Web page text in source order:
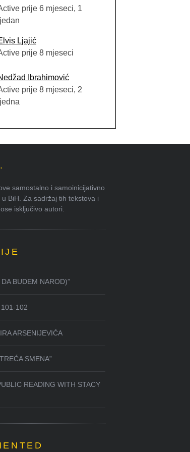
prije 6 mjeseci, 1
Ljajić
prije 8 mjeseci
Ibrahimović
prije 8 mjeseci, 2
samostalno i samoinicijativno
BiH. Za sadržaj tih tekstova i
isključivo autori.
BUDEM NAROD)”
101-102
ARSENIJEVIĆA
SMENA”
READING WITH STACY